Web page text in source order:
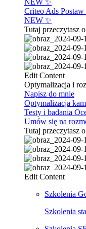
NEW ✨
Criteo Ads
NEW ✨
Tutaj przeczytasz
Edit Content
Optymalizacja i
Napisz do mnie
Optymalizacja
Testy i badania
Umów się na
Tutaj przeczytasz
Edit Content
Szkolenia
Szkolenia